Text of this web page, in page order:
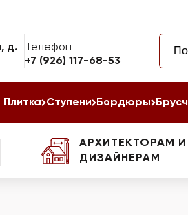
д.
Телефон
+7 (926) 117-68-53
Плитка Ступени Бордюры
АРХИТЕКТОРАМ И
ДИЗАЙНЕРАМ